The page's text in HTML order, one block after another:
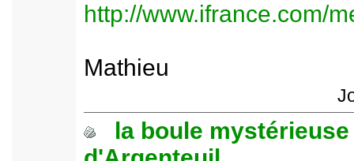
http://www.ifrance.com/
Mathieu
la boule mystérieuse